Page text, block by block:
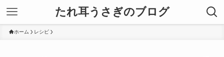
たれ耳うさぎのブログ
ホーム レシピ